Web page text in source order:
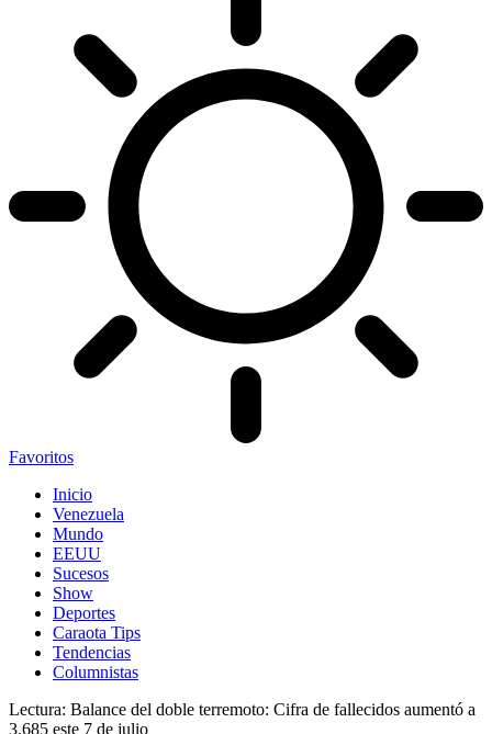
Favoritos
Inicio
Venezuela
Mundo
EEUU
Sucesos
Show
Deportes
Caraota Tips
Tendencias
Columnistas
Lectura: Balance del doble terremoto: Cifra de fallecidos aumentó a
3.685 este 7 de julio